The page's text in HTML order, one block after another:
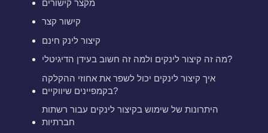
מקצר קישורים
קישור קצר
קיצור לינק חינם
מה זה קיצור לינקים ולמה זה חשוב בעידן הדיגיטלי?
איך קיצור לינקים יכול לשפר את אחוזי ההקלקה
בקמפיינים שיווקיים?
היתרונות של שימוש בקיצור לינקים עבור רשתות
חברתיות